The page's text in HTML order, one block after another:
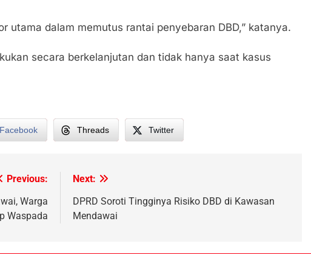
utama dalam memutus rantai penyebaran DBD,” katanya.
secara berkelanjutan dan tidak hanya saat kasus
Facebook Threads Twitter
Previous:
Warga
Waspada
Next:
DPRD Soroti Tingginya Risiko DBD di Kawasan
Mendawai
Miliar